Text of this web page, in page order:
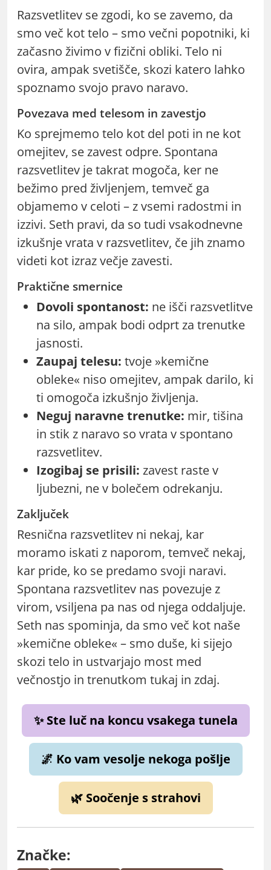
Razsvetlitev se zgodi, ko se zavemo, da
smo več kot telo – smo večni popotniki, ki
začasno živimo v fizični obliki. Telo ni
ovira, ampak svetišče, skozi katero lahko
spoznamo svojo pravo naravo.
Povezava med telesom in zavestjo
Ko sprejmemo telo kot del poti in ne kot
omejitev, se zavest odpre. Spontana
razsvetlitev je takrat mogoča, ker ne
bežimo pred življenjem, temveč ga
objamemo v celoti – z vsemi radostmi in
izzivi. Seth pravi, da so tudi vsakodnevne
izkušnje vrata v razsvetlitev, če jih znamo
videti kot izraz večje zavesti.
Praktične smernice
Dovoli spontanost: ne išči razsvetlitve
na silo, ampak bodi odprt za trenutke
jasnosti.
Zaupaj telesu: tvoje »kemične
obleke« niso omejitev, ampak darilo, ki
ti omogoča izkušnjo življenja.
Neguj naravne trenutke: mir, tišina
in stik z naravo so vrata v spontano
razsvetlitev.
Izogibaj se prisili: zavest raste v
ljubezni, ne v bolečem odrekanju.
Zaključek
Resnična razsvetlitev ni nekaj, kar
moramo iskati z naporom, temveč nekaj,
kar pride, ko se predamo svoji naravi.
Spontana razsvetlitev nas povezuje z
virom, vsiljena pa nas od njega oddaljuje.
Seth nas spominja, da smo več kot naše
»kemične obleke« – smo duše, ki sijejo
skozi telo in ustvarjajo most med
večnostjo in trenutkom tukaj in zdaj.
✨ Ste luč na koncu vsakega tunela
🌌 Ko vam vesolje nekoga pošlje
🌿 Soočenje s strahovi
Značke: